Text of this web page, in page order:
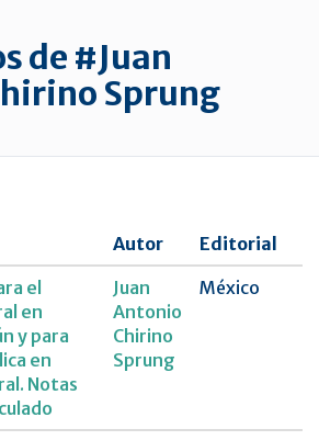
de #Juan
Sprung
Autor
Editorial
el
en
y para
en
Notas
Juan
Antonio
Chirino
Sprung
México